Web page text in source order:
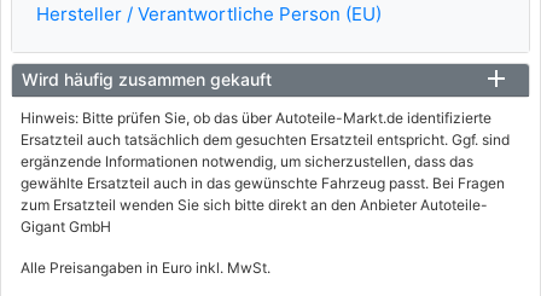
Hersteller / Verantwortliche Person (EU)
Wird häufig zusammen gekauft
Hinweis: Bitte prüfen Sie, ob das über Autoteile-Markt.de identifizierte
Ersatzteil auch tatsächlich dem gesuchten Ersatzteil entspricht. Ggf. sind
ergänzende Informationen notwendig, um sicherzustellen, dass das
gewählte Ersatzteil auch in das gewünschte Fahrzeug passt. Bei Fragen
zum Ersatzteil wenden Sie sich bitte direkt an den Anbieter Autoteile-
Gigant GmbH
Alle Preisangaben in Euro inkl. MwSt.